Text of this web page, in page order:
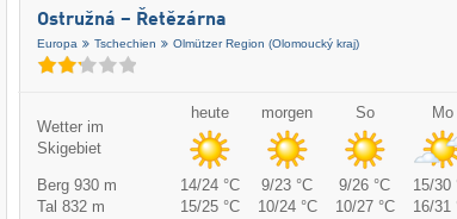
Ostružná – Řetězárna
Europa Tschechien Olmützer Region (Olomoucký kraj)
Wetter im
Skigebiet
heute morgen So Mo
Berg 930 m 14/24 °C 9/23 °C 9/26 °C 15/30
Tal 832 m
15/25 °C 10/24 °C 10/27 °C 16/31